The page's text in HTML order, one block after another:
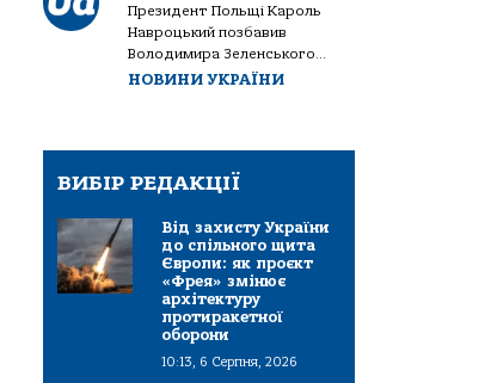
Президент Польщі Кароль
Навроцький позбавив
Володимира Зеленського...
НОВИНИ УКРАЇНИ
ВИБІР РЕДАКЦІЇ
Від захисту України
до спільного щита
Європи: як проєкт
«Фрея» змінює
архітектуру
протиракетної
оборони
10:13, 6 Серпня, 2026